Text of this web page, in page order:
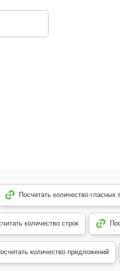
Посчитать количество гласных
количество строк
количество предложений